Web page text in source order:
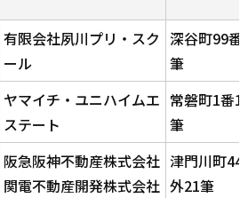
有限会社夙川プリ・スク
ール
深谷町99番
筆
ヤマイチ・ユニハイムエ
ステート
常磐町1番1
筆
阪急阪神不動産株式会社
関電不動産開発株式会社
津門川町44
外21筆